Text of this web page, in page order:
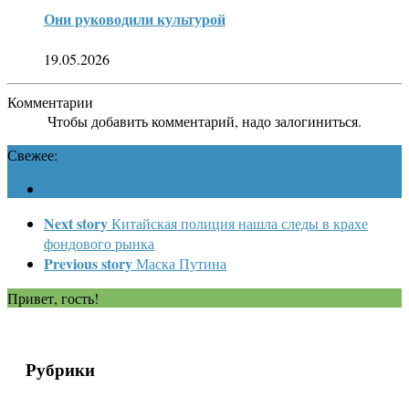
Они руководили культурой
19.05.2026
Комментарии
Чтобы добавить комментарий, надо залогиниться.
Свежее:
Next storyКитайская полиция нашла следы в крахе
фондового рынка
Previous storyМаска Путина
Привет, гость!
Рубрики